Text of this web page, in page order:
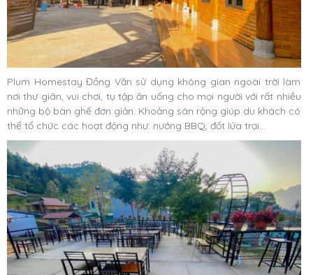
Plum Homestay Đồng Văn sử dụng không gian ngoài trời làm
nơi thư giãn, vui chơi, tụ tập ăn uống cho mọi người với rất nhiều
những bộ bàn ghế đơn giản. Khoảng sân rộng giúp du khách có
thể tổ chức các hoạt động như: nướng BBQ, đốt lửa trại…